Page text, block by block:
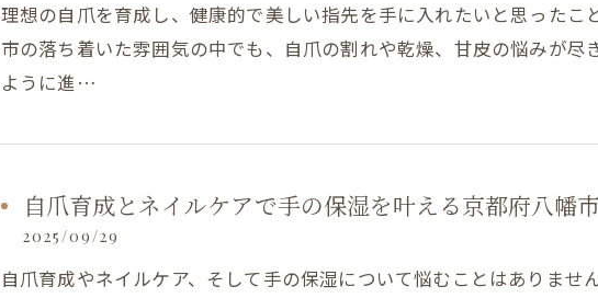
理想の自爪を育成し、健康的で美しい指先を手に入れたいと思ったこ
市の落ち着いた雰囲気の中でも、自爪の割れや乾燥、甘皮の悩みが尽
ように進…
自爪育成とネイルケアで手の保湿を叶える京都府八幡
2025/09/29
自爪育成やネイルケア、そして手の保湿について悩むことはありませ